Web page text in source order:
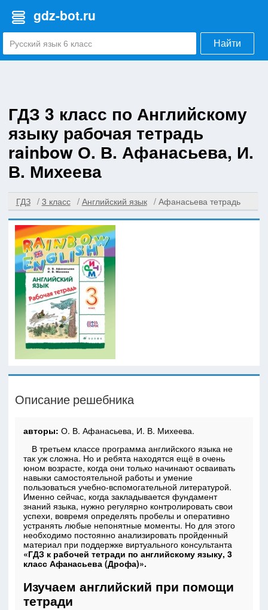
gdz-bot.ru
Найти
ГДЗ 3 класс по Английскому
языку рабочая тетрадь
rainbow О. В. Афанасьева, И.
В. Михеева
ГДЗ 3 класс Английский язык Афанасьева тетрадь
Описание решебника
авторы:О. В. Афанасьева, И. В. Михеева.
В третьем классе программа английского языка не
так уж сложна. Но и ребята находятся ещё в очень
юном возрасте, когда они только начинают осваивать
навыки самостоятельной работы и умение
пользоваться учебно-вспомогательной литературой.
Именно сейчас, когда закладывается фундамент
знаний языка, нужно регулярно контролировать свои
успехи, вовремя определять пробелы и оперативно
устранять любые непонятные моменты. Но для этого
необходимо постоянно анализировать пройденный
материал при поддержке виртуального консультанта
«ГДЗ к рабочей тетради по английскому языку, 3
класс Афанасьева (Дрофа)».
Изучаем английский при помощи
тетради